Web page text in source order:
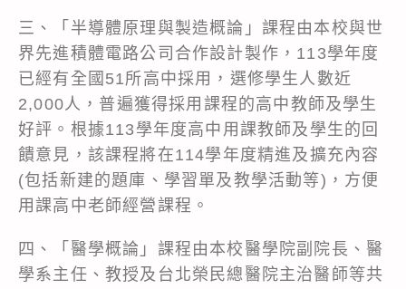
三、「半導體原理與製造概論」課程由本校與世
界先進積體電路公司合作設計製作，113學年度
已經有全國51所高中採用，選修學生人數近
2,000人，普遍獲得採用課程的高中教師及學生
好評。根據113學年度高中用課教師及學生的回
饋意見，該課程將在114學年度精進及擴充內容
(包括新建的題庫、學習單及教學活動等)，方便
用課高中老師經營課程。
四、「醫學概論」課程由本校醫學院副院長、醫
學系主任、教授及台北榮民總醫院主治醫師等共